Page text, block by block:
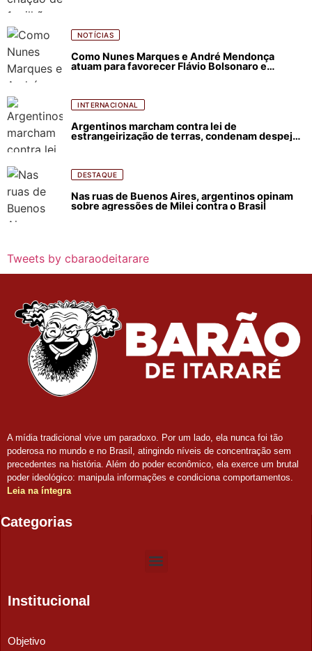
NOTÍCIAS
Como Nunes Marques e André Mendonça
atuam para favorecer Flávio Bolsonaro e
INTERNACIONAL
Argentinos marcham contra lei de
estrangeirização de terras, condenam despejos
DESTAQUE
Nas ruas de Buenos Aires, argentinos opinam
sobre agressões de Milei contra o Brasil
Tweets by cbaraodeitarare
A mídia tradicional vive um paradoxo. Por um lado, ela nunca foi tão
poderosa no mundo e no Brasil, atingindo níveis de concentração sem
precedentes na história. Além do poder econômico, ela exerce um brutal
poder ideológico: manipula informações e condiciona comportamentos.
Leia na íntegra
Categorias
Institucional
Objetivo